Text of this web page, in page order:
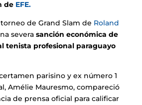
deEFE.
de Grand Slam de Roland
severa sanción económica de
tenista profesional paraguayo
parisino y ex número 1
Amélie Mauresmo, compareció
de prensa oficial para calificar